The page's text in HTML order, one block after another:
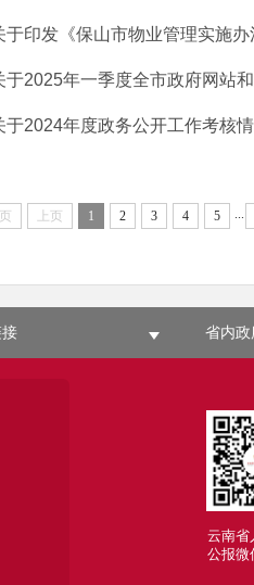
印发《保山市物业管理实施办
2025年一季度全市政府网站
2024年度政务公开工作考核
上页 1 2 3 4 5 ...
省内
云南省
公报微